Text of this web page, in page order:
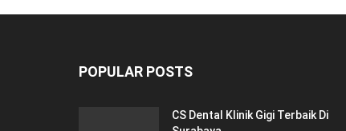
POPULAR POSTS
CS Dental Klinik Gigi Terbaik Di